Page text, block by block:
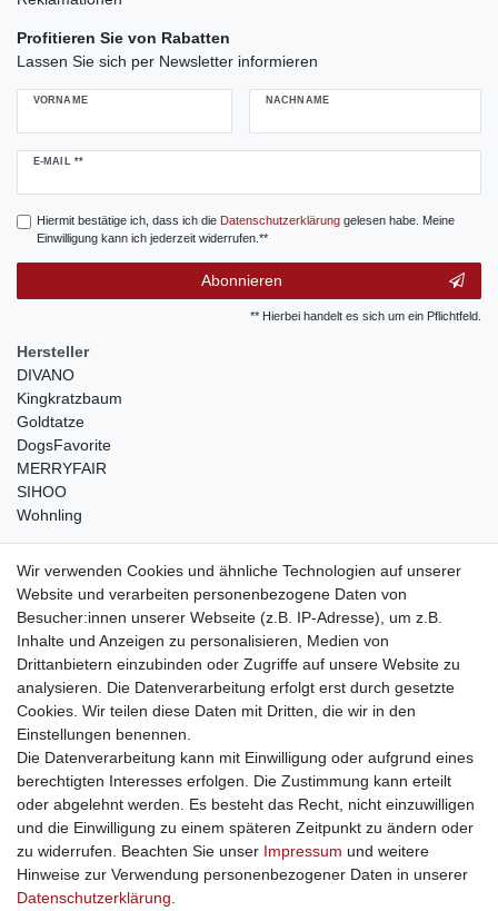
Profitieren Sie von Rabatten
Lassen Sie sich per Newsletter informieren
VORNAME NACHNAME
E-MAIL **
Newsletter
Hiermit bestätige ich, dass ich die Daten­schutz­erklärunggelesen habe. Meine
Einwilligung kann ich jederzeit widerrufen.**
Abonnieren
** Hierbei handelt es sich um ein Pflichtfeld.
Hersteller
DIVANO
Kingkratzbaum
Goldtatze
DogsFavorite
MERRYFAIR
SIHOO
Wohnling
weitere Shops
traumlampen- Lampen und Kronleuchter
kinderwagencenter- Exklusive und günstige Kinderwagen
gastrogeraete24- alles für Gastronomie und Imbiss
soziale Medien
Facebook
sicher einkaufen
Sichere Bestellung und Zahlung via SSL Verschlüsselung
Wir verwenden Cookies und ähnliche Technologien auf unserer
Website und verarbeiten personenbezogene Daten von
Besucher:innen unserer Webseite (z.B. IP-Adresse), um z.B.
Inhalte und Anzeigen zu personalisieren, Medien von
Drittanbietern einzubinden oder Zugriffe auf unsere Website zu
analysieren. Die Datenverarbeitung erfolgt erst durch gesetzte
Cookies. Wir teilen diese Daten mit Dritten, die wir in den
Einstellungen benennen.
Die Datenverarbeitung kann mit Einwilligung oder aufgrund eines
berechtigten Interesses erfolgen. Die Zustimmung kann erteilt
oder abgelehnt werden. Es besteht das Recht, nicht einzuwilligen
und die Einwilligung zu einem späteren Zeitpunkt zu ändern oder
zu widerrufen. Beachten Sie unser Impressum und weitere
Hinweise zur Verwendung personenbezogener Daten in unserer
Daten­schutz­erklärung